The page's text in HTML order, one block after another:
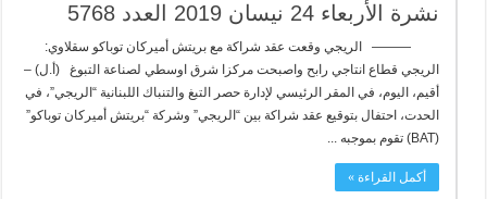
نشرة الأربعاء 24 نيسان 2019 العدد 5768
——— الريجي وقعت عقد شراكة مع بريتش أميركان توباكو سقلاوي:
الريجي قطاع انتاجي رابح واصبحت مركزا شرق اوسطي لصناعة التبوغ (أ.ل) –
أقيم، اليوم، في المقر الرئيسي لإدارة حصر التبغ والتنباك اللبنانية “الريجي”، في
الحدت، احتفال بتوقيع عقد شراكة بين “الريجي” وشركة “بريتش أميركان توباكو”
(BAT) تقوم بموجبه ...
أكمل القراءة »